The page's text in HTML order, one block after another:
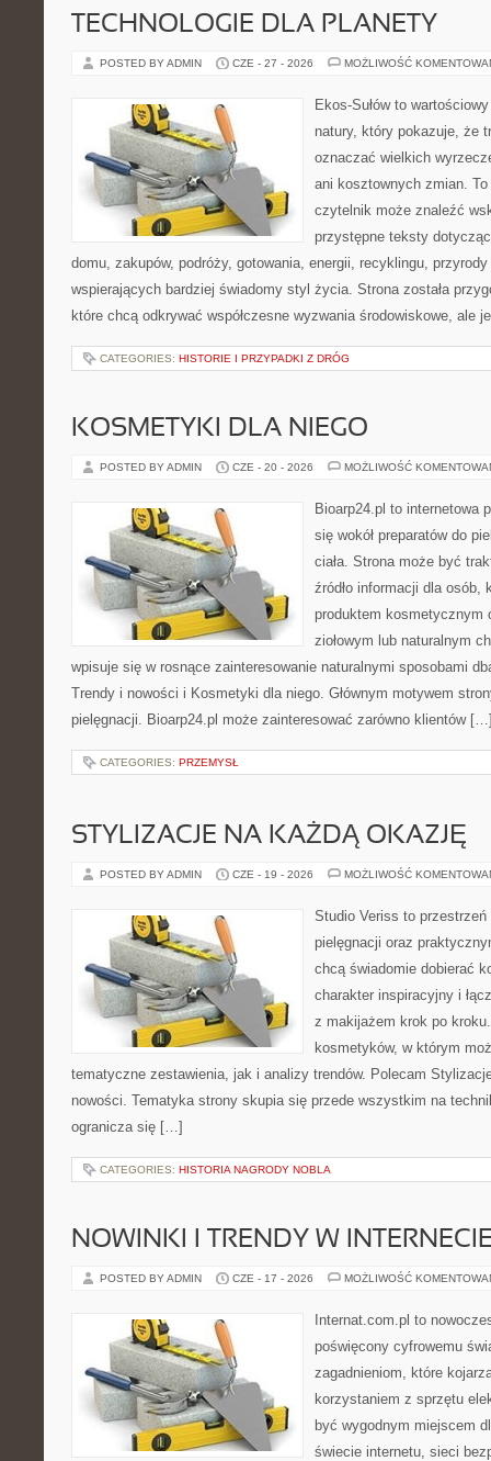
TECHNOLOGIE DLA PLANETY
POSTED BY ADMIN CZE - 27 - 2026 MOŻLIWOŚĆ
Ekos-Sułów to
natury, który pokazuje, że
oznaczać wielkich
ani kosztownych zmian.
czytelnik może znaleźć
przystępne teksty
domu, zakupów, podróży, gotowania, energii, recyklingu,
wspierających bardziej świadomy styl życia. Strona została
które chcą odkrywać współczesne wyzwania środowiskowe, ale
CATEGORIES: HISTORIE I PRZYPADKI Z DRÓG
KOSMETYKI DLA NIEGO
POSTED BY ADMIN CZE - 20 - 2026 MOŻLIWOŚĆ
Bioarp24.pl to internetowa
się wokół preparatów do
ciała. Strona może być
źródło informacji dla osób,
produktem kosmetycznym
ziołowym lub naturalnym
wpisuje się w rosnące zainteresowanie naturalnymi sposobami
Trendy i nowości i Kosmetyki dla niego. Głównym motywem
pielęgnacji. Bioarp24.pl może zainteresować zarówno klientów
CATEGORIES: PRZEMYSŁ
STYLIZACJE NA KAŻDĄ OKAZJĘ
POSTED BY ADMIN CZE - 19 - 2026 MOŻLIWOŚĆ
Studio Veriss to
pielęgnacji oraz
chcą świadomie dobierać
charakter inspiracyjny i
z makijażem krok po
kosmetyków, w którym
tematyczne zestawienia, jak i analizy trendów. Polecam
nowości. Tematyka strony skupia się przede wszystkim na
ogranicza się […]
CATEGORIES: HISTORIA NAGRODY NOBLA
NOWINKI I TRENDY W
POSTED BY ADMIN CZE - 17 - 2026 MOŻLIWOŚĆ
Internat.com.pl to
poświęcony cyfrowemu
zagadnieniom, które
korzystaniem z sprzętu
być wygodnym miejscem
świecie internetu, sieci